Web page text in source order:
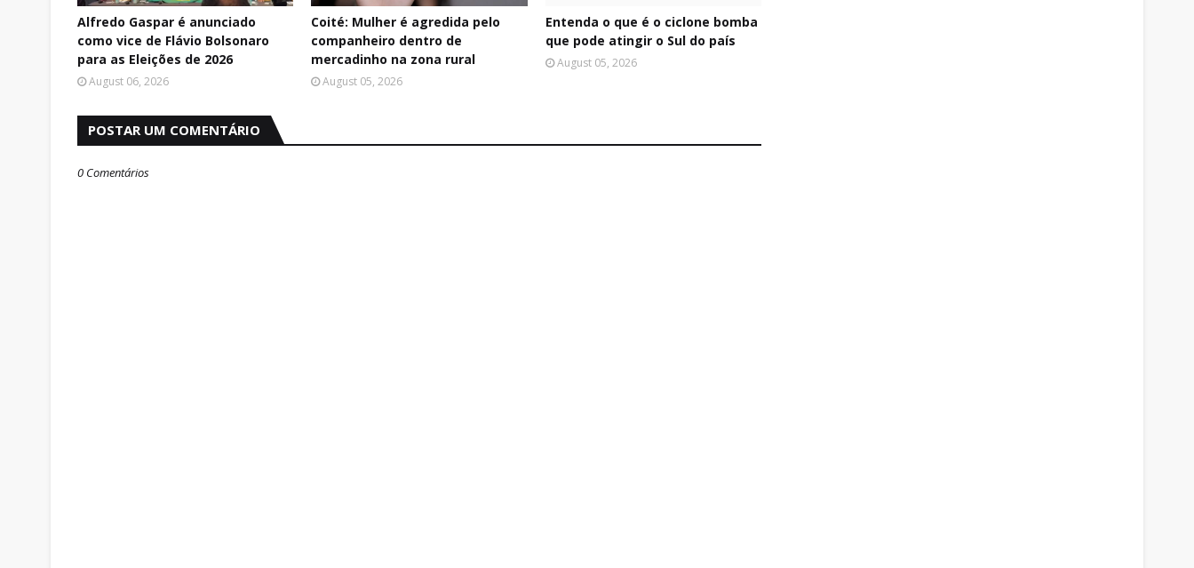
Alfredo Gaspar é anunciado
como vice de Flávio Bolsonaro
para as Eleições de 2026
August 06, 2026
Coité: Mulher é agredida pelo
companheiro dentro de
mercadinho na zona rural
August 05, 2026
Entenda o que é o ciclone bomba
que pode atingir o Sul do país
August 05, 2026
POSTAR UM COMENTÁRIO
0 Comentários